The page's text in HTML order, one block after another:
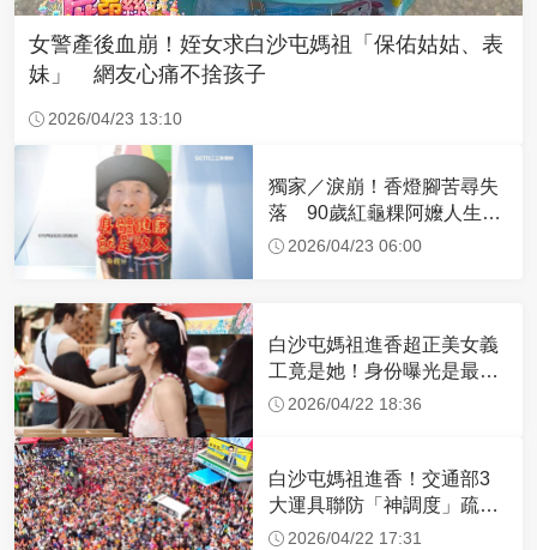
女警產後血崩！姪女求白沙屯媽祖「保佑姑姑、表
妹」 網友心痛不捨孩子
2026/04/23 13:10
獨家／淚崩！香燈腳苦尋失
落 90歲紅龜粿阿嬤人生謝
幕2026/04/23 06:00
白沙屯媽祖進香超正美女義
工竟是她！身份曝光是最美
禮生 一輩子不結婚
2026/04/22 18:36
白沙屯媽祖進香！交通部3
大運具聯防「神調度」疏運
32.1萬創新高
2026/04/22 17:31